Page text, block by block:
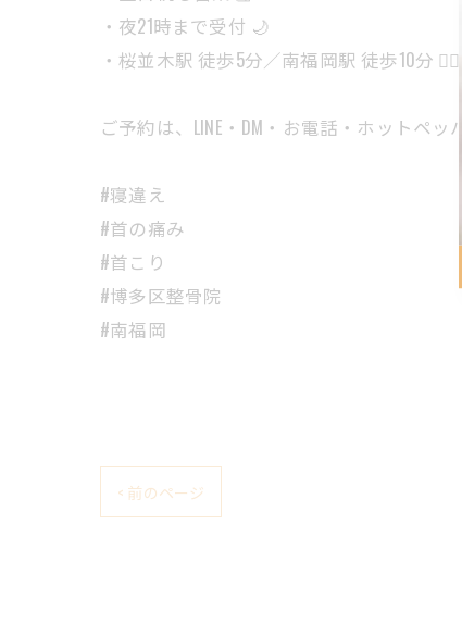
・夜21時まで受付 🌙
・桜並木駅 徒歩5分／南福岡駅 徒歩10分 🚶‍♂️
ご予約は、LINE・DM・お電話・ホットペ
#寝違え
#首の痛み
#首こり
#博多区整骨院
#南福岡
< 前のページ